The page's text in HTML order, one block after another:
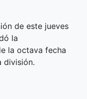
de este jueves
la
la octava fecha
división.